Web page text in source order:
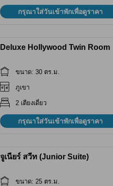
กรุณาใส่วันเข้าพักเพื่อดูราคา
Deluxe Hollywood Twin Room
ขนาด: 30 ตร.ม.
ภูเขา
2 เตียงเดี่ยว
กรุณาใส่วันเข้าพักเพื่อดูราคา
จูเนียร์ สวีท (Junior Suite)
ขนาด: 25 ตร.ม.